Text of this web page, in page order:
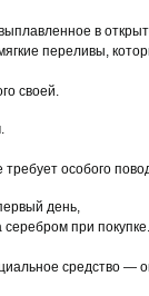
в
переливы,
своей.
особого
день,
при покупке.
средство —